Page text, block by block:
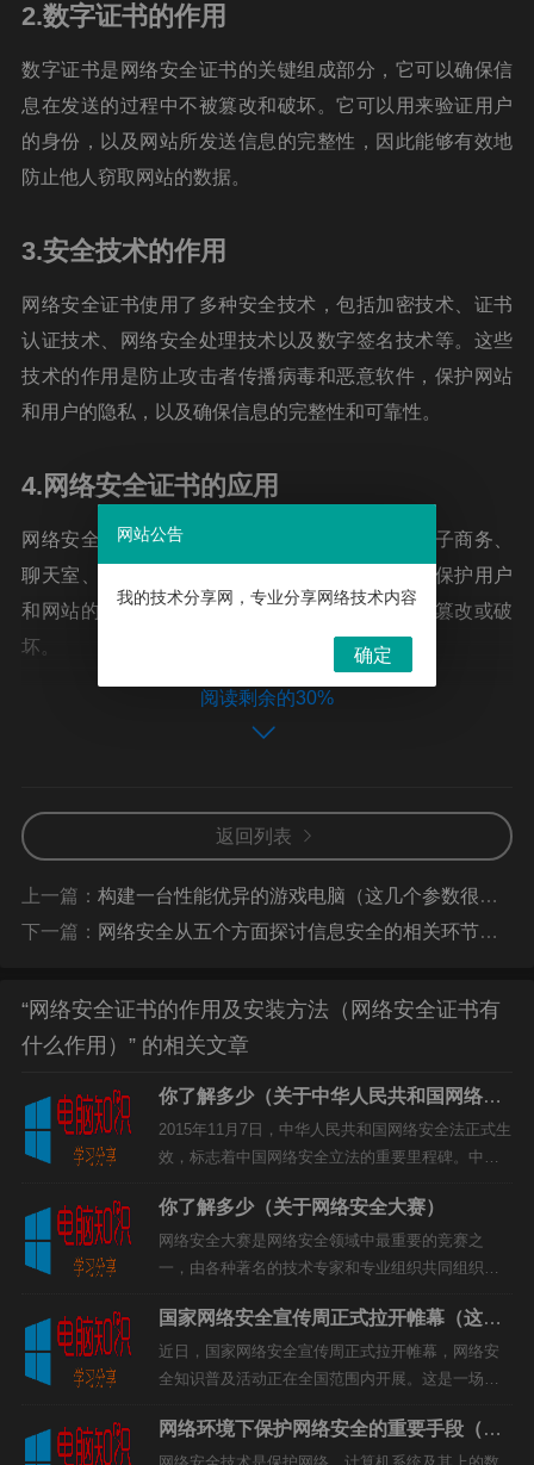
2.数字证书的作用
数字证书是网络安全证书的关键组成部分，它可以确保信
息在发送的过程中不被篡改和破坏。它可以用来验证用户
的身份，以及网站所发送信息的完整性，因此能够有效地
防止他人窃取网站的数据。
3.安全技术的作用
网络安全证书使用了多种安全技术，包括加密技术、证书
认证技术、网络安全处理技术以及数字签名技术等。这些
技术的作用是防止攻击者传播病毒和恶意软件，保护网站
和用户的隐私，以及确保信息的完整性和可靠性。
4.网络安全证书的应用
网络安全证书可以应用于各种网络应用，包括电子商务、
聊天室、电子邮件、网络游戏等。它能够有效地保护用户
和网站的数据，并确保数据在发送的过程中不被篡改或破
坏。
5.网络安全证书的安装
的，它会根据客户的要求，进行安装和配置。安装完成
后，用户可以开始使用安全证书，从而保护数据的安全
总结来说，网络安全证书是一种用于保护网站和用户的隐
软件，以及网络欺诈行为。另外，它还可以确保发送信息
的完整性和可靠性。
阅读剩余的30%
返回列表
上一篇： 构建一台性能优异的游戏电脑（这几个参数很重要）
下一篇： 网络安全从五个方面探讨信息安全的相关环节（信息网络安全的五个内容）
“网络安全证书的作用及安装方法（网络安全证书有
什么作用）” 的相关文章
你了解多少（关于中华人民共和国网络安
全法）
2015年11月7日，中华人民共和国网络安全法正式生
效，标志着中国网络安全立法的重要里程碑。中华
组成部分，是中国政府对网络安全及关联利益保护
采取法律措施的总...
你了解多少（关于网络安全大赛）
网络安全大赛是网络安全领域中最重要的竞赛之
一，由各种著名的技术专家和专业组织共同组织，
进网络安全的发展为目的。一、为什么要组织网络
安全大赛随着网络应用的普及...
国家网络安全宣传周正式拉开帷幕（这些
知识你要知道）
近日，国家网络安全宣传周正式拉开帷幕，网络安
全知识普及活动正在全国范围内开展。这是一场把
一次深化网络安全意识的重要机会。一、网络安全
意识普及网络安全意识普及...
网络环境下保护网络安全的重要手段（你
知道多少）
网站公告
我的技术分享网，专业分享网络技术内容
确定